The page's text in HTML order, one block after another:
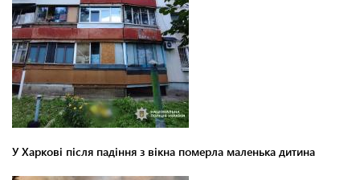
У Харкові після падіння з вікна померла маленька дитина